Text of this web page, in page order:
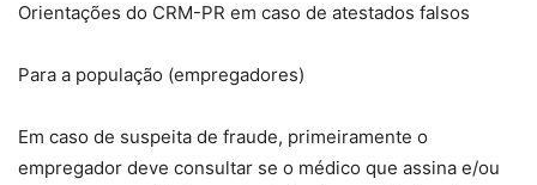
Orientações do CRM-PR em caso de atestados falsos
Para a população (empregadores)
Em caso de suspeita de fraude, primeiramente o
empregador deve consultar se o médico que assina e/ou